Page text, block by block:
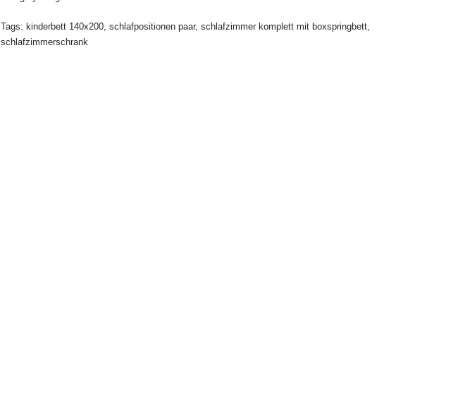
Tags: kinderbett 140x200, schlafpositionen paar, schlafzimmer komplett mit boxspringbett,
schlafzimmerschrank